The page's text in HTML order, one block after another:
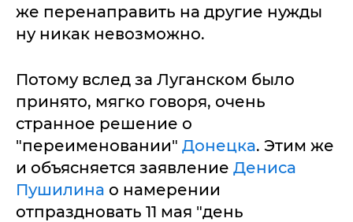
же перенаправить на другие нужды
ну никак невозможно.
Потому вслед за Луганском было
принято, мягко говоря, очень
странное решение о
"переименовании" Донецка. Этим же
и объясняется заявление Дениса
Пушилина о намерении
отпраздновать 11 мая "день